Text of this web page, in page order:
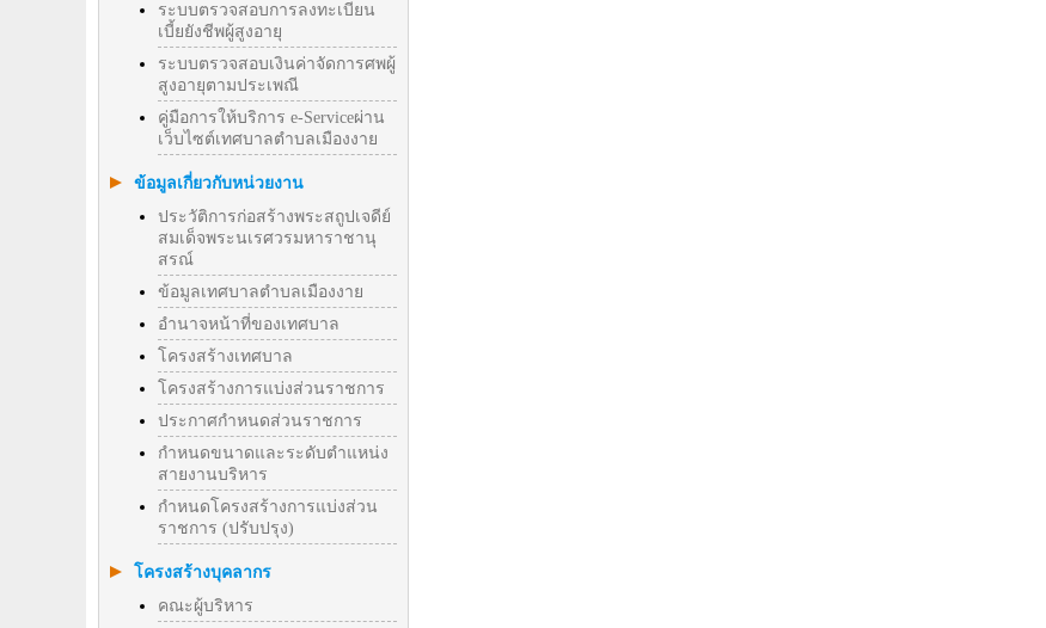
ระบบตรวจสอบการลงทะเบียน
เบี้ยยังชีพผู้สูงอายุ
ระบบตรวจสอบเงินค่าจัดการศพผู้
สูงอายุตามประเพณี
คู่มือการให้บริการ e-Serviceผ่าน
เว็บไซต์เทศบาลตำบลเมืองงาย
ข้อมูลเกี่ยวกับหน่วยงาน
ประวัติการก่อสร้างพระสถูปเจดีย์
สมเด็จพระนเรศวรมหาราชานุ
สรณ์
ข้อมูลเทศบาลตำบลเมืองงาย
อำนาจหน้าที่ของเทศบาล
โครงสร้างเทศบาล
โครงสร้างการแบ่งส่วนราชการ
ประกาศกำหนดส่วนราชการ
กำหนดขนาดและระดับตำแหน่ง
สายงานบริหาร
กำหนดโครงสร้างการแบ่งส่วน
ราชการ (ปรับปรุง)
โครงสร้างบุคลากร
คณะผู้บริหาร